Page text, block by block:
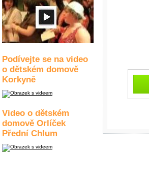
Podívejte se na video
o dětském domově
Korkyně
Video o dětském
domově Orlíček
Přední Chlum